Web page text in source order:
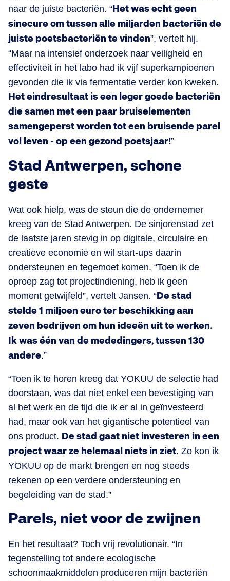
naar de juiste bacteriën. “Het was echt geen
sinecure om tussen alle miljarden bacteriën de
juiste poetsbacteriën te vinden”, vertelt hij.
“Maar na intensief onderzoek naar veiligheid en
effectiviteit in het labo had ik vijf superkampioenen
gevonden die ik via fermentatie verder kon kweken.
Het eindresultaat is een leger goede bacteriën
die samen met een paar bruiselementen
samengeperst worden tot een bruisende parel
vol leven - op een gezond poetsjaar!”
Stad Antwerpen, schone
geste
Wat ook hielp, was de steun die de ondernemer
kreeg van de Stad Antwerpen. De sinjorenstad zet
de laatste jaren stevig in op digitale, circulaire en
creatieve economie en wil start-ups daarin
ondersteunen en tegemoet komen. “Toen ik de
oproep zag tot projectindiening, heb ik geen
moment getwijfeld”, vertelt Jansen. “De stad
stelde 1 miljoen euro ter beschikking aan
zeven bedrijven om hun ideeën uit te werken.
Ik was één van de mededingers, tussen 130
andere.”
“Toen ik te horen kreeg dat YOKUU de selectie had
doorstaan, was dat niet enkel een bevestiging van
al het werk en de tijd die ik er al in geïnvesteerd
had, maar ook van het gigantische potentieel van
ons product. De stad gaat niet investeren in een
project waar ze helemaal niets in ziet. Zo kon ik
YOKUU op de markt brengen en nog steeds
rekenen op een verdere ondersteuning en
begeleiding van de stad.”
Parels, niet voor de zwijnen
En het resultaat? Toch vrij revolutionair. “In
tegenstelling tot andere ecologische
schoonmaakmiddelen produceren mijn bacteriën